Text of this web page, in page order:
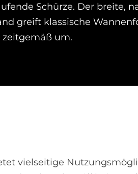
Schürze. Der breite,
greift klassische
zeitgemäß um.
vielseitige